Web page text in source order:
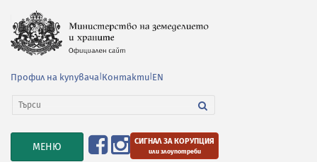
Профил на купувача Контакти EN
TOGGLE
МЕНЮ СИГНАЛ ЗА КОРУПЦИЯ
или злоупотреби